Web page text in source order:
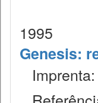
1995
Genesis: